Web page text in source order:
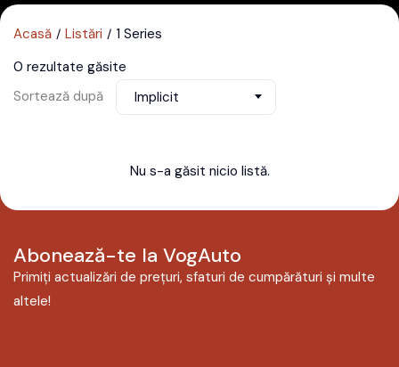
Acasă Listări
1 Series
0 rezultate găsite
Sortează după
Implicit
Nu s-a găsit nicio listă.
Abonează-te la VogAuto
Primiți actualizări de prețuri, sfaturi de cumpărături și multe
altele!